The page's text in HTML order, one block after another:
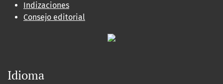
Indizaciones
Consejo editorial
Idioma